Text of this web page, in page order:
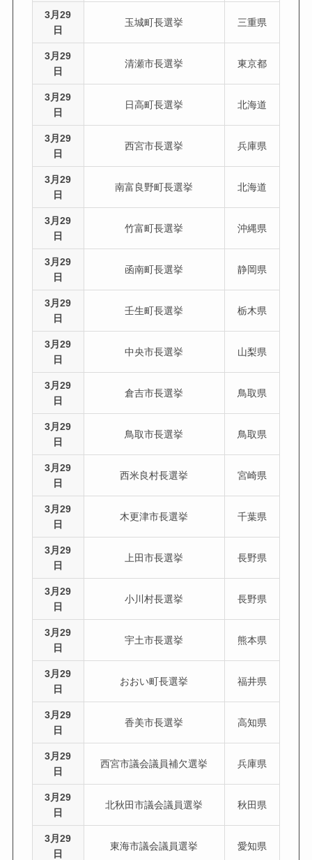
3月29
日
玉城町長選挙 三重県
3月29
日
清瀬市長選挙 東京都
3月29
日
日高町長選挙 北海道
3月29
日
西宮市長選挙 兵庫県
3月29
日
南富良野町長選挙 北海道
3月29
日
竹富町長選挙 沖縄県
3月29
日
函南町長選挙 静岡県
3月29
日
壬生町長選挙 栃木県
3月29
日
中央市長選挙 山梨県
3月29
日
倉吉市長選挙 鳥取県
3月29
日
鳥取市長選挙 鳥取県
3月29
日
西米良村長選挙 宮崎県
3月29
日
木更津市長選挙 千葉県
3月29
日
上田市長選挙 長野県
3月29
日
小川村長選挙 長野県
3月29
日
宇土市長選挙 熊本県
3月29
日
おおい町長選挙 福井県
3月29
日
香美市長選挙 高知県
3月29
日
西宮市議会議員補欠選挙 兵庫県
3月29
日
北秋田市議会議員選挙 秋田県
3月29
日
東海市議会議員選挙 愛知県